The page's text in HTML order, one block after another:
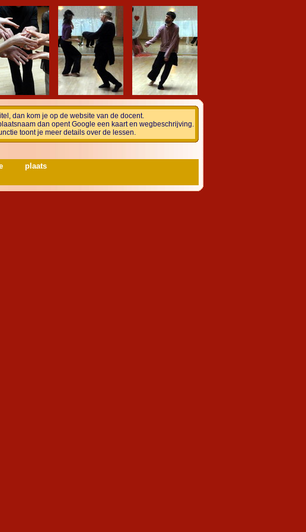
dan kom je op de website van de docent.
dan opent Google een kaart en wegbeschrijving.
toont je meer details over de lessen.
plaats